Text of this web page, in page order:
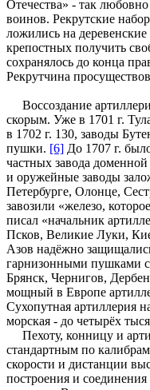
Отечества» - так
воинов. Рекрутские
ложились на
крепостных получить
сохранялось до конца
Рекрутчина
Воссоздание
скорым. Уже в 1701 г.
в 1702 г. 130, заводы
пушки. [6] До 1707 г.
частных завода
и оружейные заводы
Петербурге, Олонце,
завозили «железо,
писал «начальник
Псков, Великие Луки,
Азов надёжно
гарнизонными пушками
Брянск, Чернигов,
мощный в Европе
Сухопутная артиллерия
морская - до четырёх
Пехоту, конницу и
стандартным по
скорости и дистанции
построения и